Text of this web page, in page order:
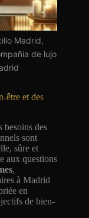
Madrid,
de lujo
être et des
besoins des
sont
sûre et
aux questions
,
à Madrid
en
de bien-